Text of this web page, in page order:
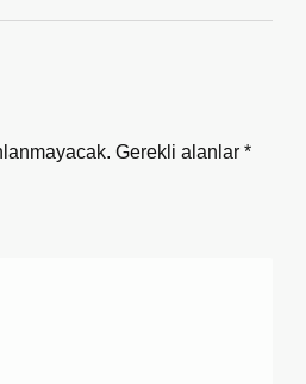
Gerekli alanlar *